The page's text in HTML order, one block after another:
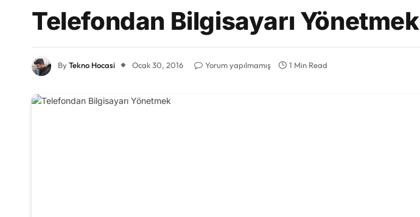
Telefondan Bilgisayarı Yönetmek
ByTekno Hocasi Ocak 30, 2016 Yorum yapılmamış 1 Min Read